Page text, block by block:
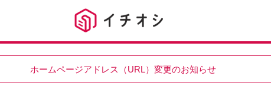
ホームページアドレス（URL）変更のお知らせ